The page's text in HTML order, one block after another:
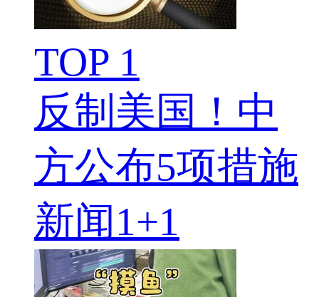
TOP 1
反制美国！中
方公布5项措施
新闻1+1